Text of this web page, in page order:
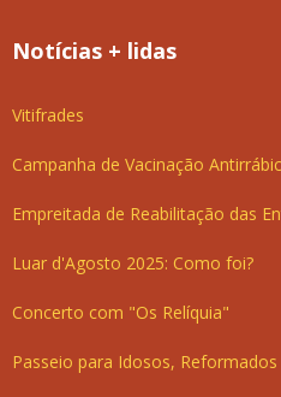
Notícias + lidas
Vitifrades
Campanha de Vacinação
Empreitada de Reabilitação das
Luar d'Agosto 2025: Como foi?
Concerto com "Os Relíquia"
Passeio para Idosos,